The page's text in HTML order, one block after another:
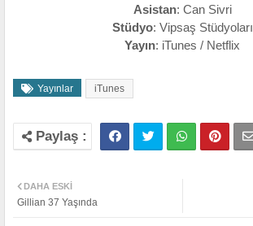
Asistan: Can Sivri
Stüdyo: Vipsaş Stüdyoları
Yayın: iTunes / Netflix
Yayınlar iTunes
DAHA ESKI
Gillian 37 Yaşında